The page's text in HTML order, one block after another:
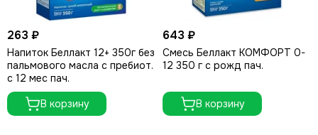
263 ₽
Напиток Беллакт 12+ 350г без
пальмового масла с пребиот.
с 12 мес пач.
В корзину
643 ₽
Смесь Беллакт КОМФОРТ 0-
12 350 г с рожд пач.
В корзину